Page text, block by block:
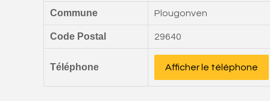
Commune Plougonven
Code Postal 29640
Téléphone Afficher le téléphone